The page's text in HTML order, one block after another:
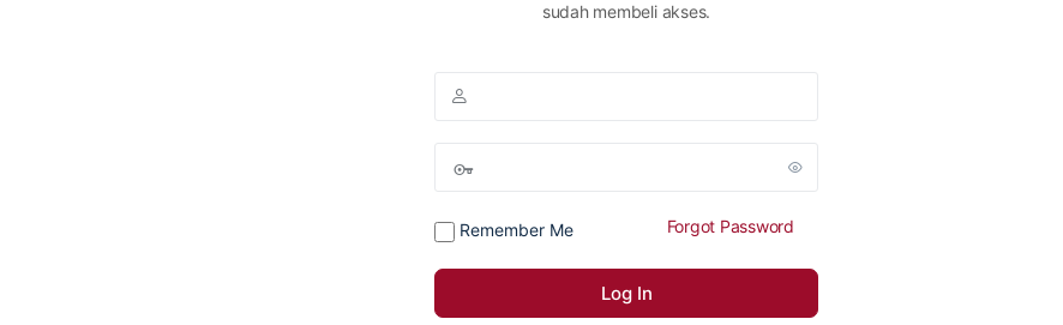
sudah membeli akses.
Remember Me Forgot Password